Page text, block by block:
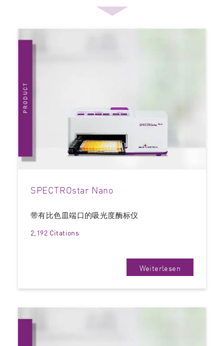
SPECTROstar Nano
带有比色皿端口的吸光度酶标仪
2,192 Citations
Weiterlesen